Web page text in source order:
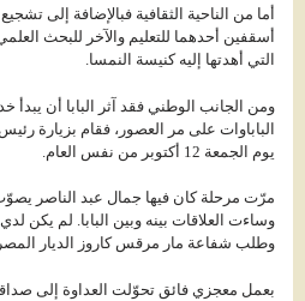
أما من الناحية الثقافية فبالإضافة إلى
أسقفين أحدهما للتعليم والآخر للبحث
التي أهدتها إليه كنيسة النمسا.
ومن الجانب الوطني فقد آثر البابا أن يبدأ
الباباوات على مر العصور، فقام بزيارة
يوم الجمعة 12 أكتوبر من نفس العام.
مرّت مرحلة كان فيها جمال عبد الناصر
وساءت العلاقات بينه وبين البابا. لم يكن لدي
وطلب شفاعة مار مرقس كاروز الديار
بعمل معجزي فائق تحوّلت العداوة إلى